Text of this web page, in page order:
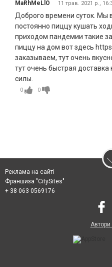
MaRhMeLlO 11 трав. 2021 р.,
Доброго времени суток. Мы
постоянно пиццу кушать
приходом пандемии такие
пиццу на дом вот здесь
заказываем, тут очень
тут очень быстрая
силы.
0 0
Реклама на сайті
Франшиза "CitySites"
+ 38 063 0569176
Автори